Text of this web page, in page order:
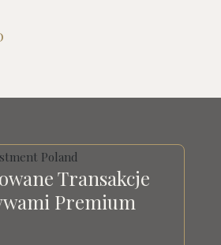
Transakcje
Premium